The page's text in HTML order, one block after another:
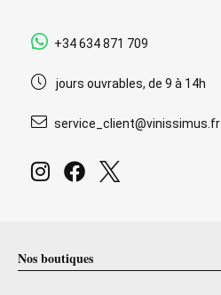
+34 634 871 709
jours ouvrables, de 9 à 14h
service_client@vinissimus.fr
Nos boutiques